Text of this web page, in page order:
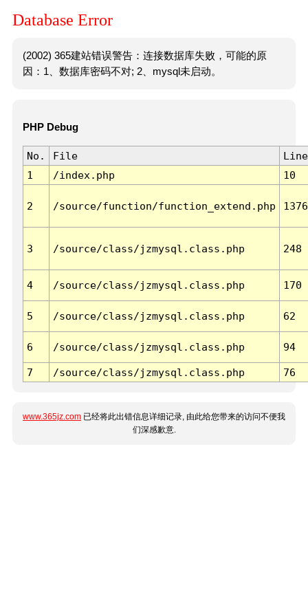
Database Error
(2002) 365建站错误警告：连接数据库失败，可能的原
因：1、数据库密码不对; 2、mysql未启动。
PHP Debug
No. File
Line
1
/index.php 10
2 /source/function/function_extend.php 1376
3 /source/class/jzmysql.class.php 248
4 /source/class/jzmysql.class.php 170
5 /source/class/jzmysql.class.php 62
6 /source/class/jzmysql.class.php 94
7 /source/class/jzmysql.class.php 76
www.365jz.com 已经将此出错信息详细记录, 由此给您带来的访问不便我
们深感歉意.